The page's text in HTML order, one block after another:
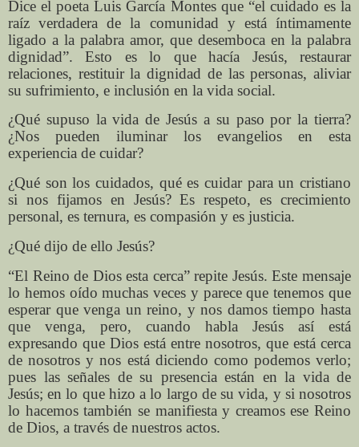
Dice el poeta Luis García Montes que “el cuidado es la
raíz verdadera de la comunidad y está íntimamente
ligado a la palabra amor, que desemboca en la palabra
dignidad”. Esto es lo que hacía Jesús, restaurar
relaciones, restituir la dignidad de las personas, aliviar
su sufrimiento, e inclusión en la vida social.
¿Qué supuso la vida de Jesús a su paso por la tierra?
¿Nos pueden iluminar los evangelios en esta
experiencia de cuidar?
¿Qué son los cuidados, qué es cuidar para un cristiano
si nos fijamos en Jesús? Es respeto, es crecimiento
personal, es ternura, es compasión y es justicia.
¿Qué dijo de ello Jesús?
“El Reino de Dios esta cerca” repite Jesús. Este mensaje
lo hemos oído muchas veces y parece que tenemos que
esperar que venga un reino, y nos damos tiempo hasta
que venga, pero, cuando habla Jesús así está
expresando que Dios está entre nosotros, que está cerca
de nosotros y nos está diciendo como podemos verlo;
pues las señales de su presencia están en la vida de
Jesús; en lo que hizo a lo largo de su vida, y si nosotros
lo hacemos también se manifiesta y creamos ese Reino
de Dios, a través de nuestros actos.